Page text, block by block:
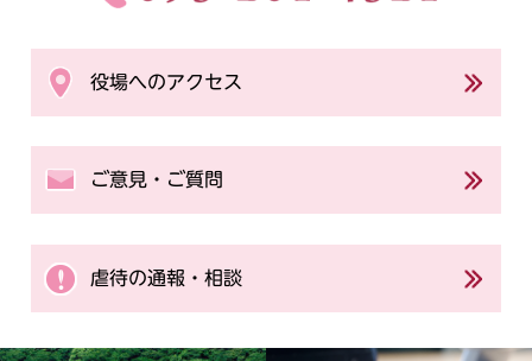
役場へのアクセス
ご意見・ご質問
虐待の通報・相談